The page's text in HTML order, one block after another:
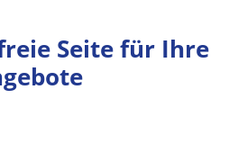
Seite für Ihre